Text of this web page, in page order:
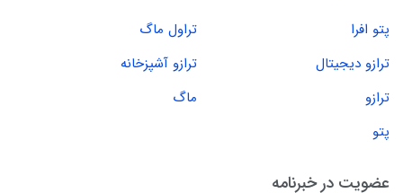
پتو افرا
تراول ماگ
ترازو دیجیتال
ترازو آشپزخانه
ترازو
ماگ
پتو
عضویت در خبرنامه